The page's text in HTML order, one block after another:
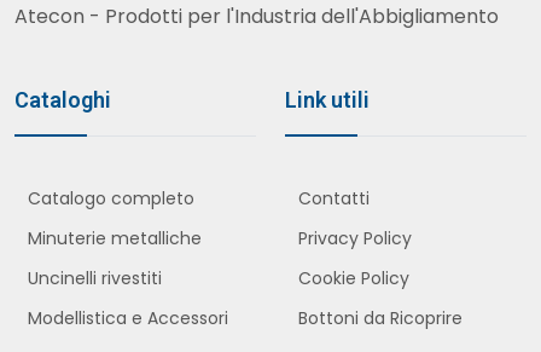
Atecon - Prodotti per l'Industria dell'Abbigliamento
Cataloghi
Catalogo completo
Minuterie metalliche
Uncinelli rivestiti
Modellistica e Accessori
Link utili
Contatti
Privacy Policy
Cookie Policy
Bottoni da Ricoprire